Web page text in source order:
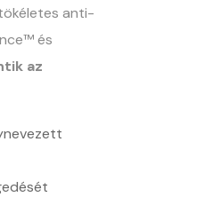
anti-
és
az